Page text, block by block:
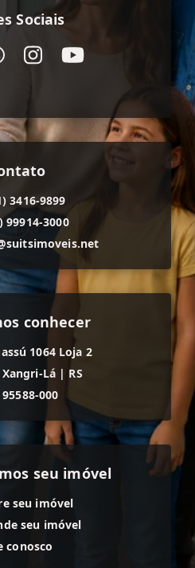
Sociais
3416-9899
99914-3000
conhecer
1064 Loja 2
Xangri-Lá | RS
95588-000
seu imóvel
seu imóvel
seu imóvel
conosco